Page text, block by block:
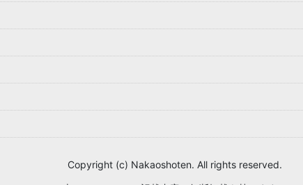
Copyright (c) Nakaoshoten. All rights reserved.